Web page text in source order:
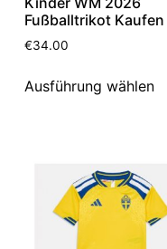
Fußballtrikot Kaufen
€34.00
Ausführung wählen